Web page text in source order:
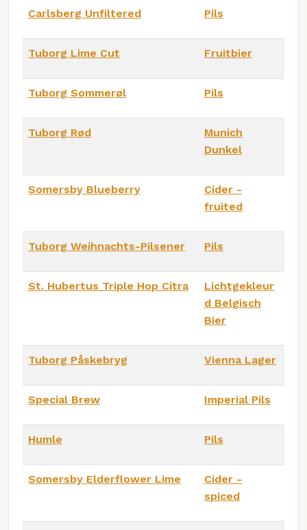
Carlsberg Unfiltered Pils
Tuborg Lime Cut Fruitbier
Tuborg Sommerøl Pils
Tuborg Rød
Munich
Dunkel
Somersby Blueberry
Cider -
fruited
Tuborg Weihnachts-Pilsener Pils
St. Hubertus Triple Hop Citra
Lichtgekleur
d Belgisch
Bier
Tuborg Påskebryg Vienna Lager
Special Brew Imperial Pils
Humle Pils
Somersby Elderflower Lime
Cider -
spiced